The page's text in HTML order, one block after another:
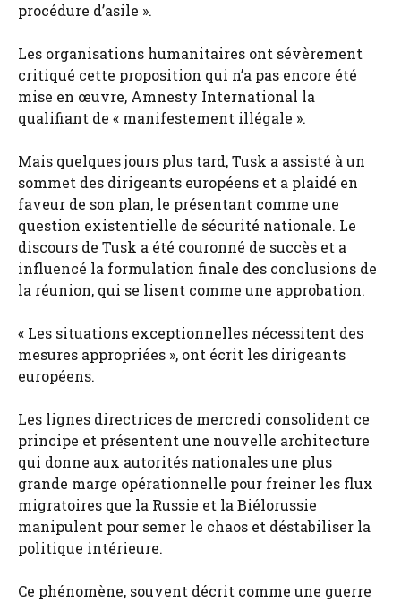
procédure d’asile ».
Les organisations humanitaires ont sévèrement
critiqué cette proposition qui n’a pas encore été
mise en œuvre, Amnesty International la
qualifiant de « manifestement illégale ».
Mais quelques jours plus tard, Tusk a assisté à un
sommet des dirigeants européens et a plaidé en
faveur de son plan, le présentant comme une
question existentielle de sécurité nationale. Le
discours de Tusk a été couronné de succès et a
influencé la formulation finale des conclusions de
la réunion, qui se lisent comme une approbation.
« Les situations exceptionnelles nécessitent des
mesures appropriées », ont écrit les dirigeants
européens.
Les lignes directrices de mercredi consolident ce
principe et présentent une nouvelle architecture
qui donne aux autorités nationales une plus
grande marge opérationnelle pour freiner les flux
migratoires que la Russie et la Biélorussie
manipulent pour semer le chaos et déstabiliser la
politique intérieure.
Ce phénomène, souvent décrit comme une guerre